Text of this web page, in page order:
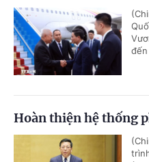
Hoàn thiện hệ thống